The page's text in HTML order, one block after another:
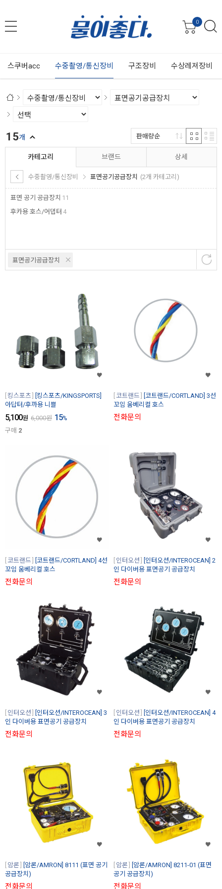
0
스쿠버acc 수중촬영/통신장비 구조장비 수상레져장비
카테고리
수중촬영/통신장비 표면공기공급장치 (2개 카테고리)
표면 공기 공급장치 11
후카용 호스/어댑터 4
브랜드 상세
표면공기공급장치
15개 판매량순
킹스포츠
[킹스포츠/KINGSPORTS]
아답터/후까용 니쁠
5,100원 6,000원 15%
구매 2
코트랜드
[코트랜드/CORTLAND] 3선
꼬임 움베리컬 호스
전화문의
코트랜드
[코트랜드/CORTLAND] 4선
꼬임 움베리컬 호스
전화문의
인터오션
[인터오션/INTEROCEAN] 2
인 다이버용 표면공기 공급장치
전화문의
인터오션
[인터오션/INTEROCEAN] 3
인 다이버용 표면공기 공급장치
전화문의
인터오션
[인터오션/INTEROCEAN] 4
인 다이버용 표면공기 공급장치
전화문의
암론
[암론/AMRON] 8111 (표면 공기
공급장치)
전화문의
암론
[암론/AMRON] 8211-01 (표면
공기 공급장치)
전화문의